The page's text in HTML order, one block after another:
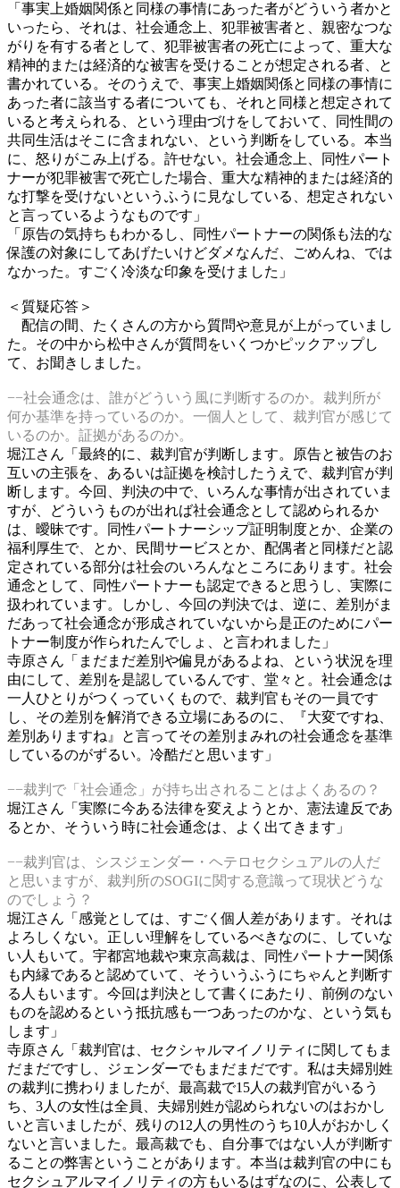
「事実上婚姻関係と同様の事情にあった者がどういう者かと
いったら、それは、社会通念上、犯罪被害者と、親密なつな
がりを有する者として、犯罪被害者の死亡によって、重大な
精神的または経済的な被害を受けることが想定される者、と
書かれている。そのうえで、事実上婚姻関係と同様の事情に
あった者に該当する者についても、それと同様と想定されて
いると考えられる、という理由づけをしておいて、同性間の
共同生活はそこに含まれない、という判断をしている。本当
に、怒りがこみ上げる。許せない。社会通念上、同性パート
ナーが犯罪被害で死亡した場合、重大な精神的または経済的
な打撃を受けないというふうに見なしている、想定されない
と言っているようなものです」
「原告の気持ちもわかるし、同性パートナーの関係も法的な
保護の対象にしてあげたいけどダメなんだ、ごめんね、では
なかった。すごく冷淡な印象を受けました」
＜質疑応答＞
配信の間、たくさんの方から質問や意見が上がっていまし
た。その中から松中さんが質問をいくつかピックアップし
て、お聞きしました。
−−社会通念は、誰がどういう風に判断するのか。裁判所が
何か基準を持っているのか。一個人として、裁判官が感じて
いるのか。証拠があるのか。
堀江さん「最終的に、裁判官が判断します。原告と被告のお
互いの主張を、あるいは証拠を検討したうえで、裁判官が判
断します。今回、判決の中で、いろんな事情が出されていま
すが、どういうものが出れば社会通念として認められるか
は、曖昧です。同性パートナーシップ証明制度とか、企業の
福利厚生で、とか、民間サービスとか、配偶者と同様だと認
定されている部分は社会のいろんなところにあります。社会
通念として、同性パートナーも認定できると思うし、実際に
扱われています。しかし、今回の判決では、逆に、差別がま
だあって社会通念が形成されていないから是正のためにパー
トナー制度が作られたんでしょ、と言われました」
寺原さん「まだまだ差別や偏見があるよね、という状況を理
由にして、差別を是認しているんです、堂々と。社会通念は
一人ひとりがつくっていくもので、裁判官もその一員です
し、その差別を解消できる立場にあるのに、『大変ですね、
差別ありますね』と言ってその差別まみれの社会通念を基準
しているのがずるい。冷酷だと思います」
−−裁判で「社会通念」が持ち出されることはよくあるの？
堀江さん「実際に今ある法律を変えようとか、憲法違反であ
るとか、そういう時に社会通念は、よく出てきます」
−−裁判官は、シスジェンダー・ヘテロセクシュアルの人だ
と思いますが、裁判所のSOGIに関する意識って現状どうな
のでしょう？
堀江さん「感覚としては、すごく個人差があります。それは
よろしくない。正しい理解をしているべきなのに、していな
い人もいて。宇都宮地裁や東京高裁は、同性パートナー関係
も内縁であると認めていて、そういうふうにちゃんと判断す
る人もいます。今回は判決として書くにあたり、前例のない
ものを認めるという抵抗感も一つあったのかな、という気も
します」
寺原さん「裁判官は、セクシャルマイノリティに関してもま
だまだですし、ジェンダーでもまだまだです。私は夫婦別姓
の裁判に携わりましたが、最高裁で15人の裁判官がいるう
ち、3人の女性は全員、夫婦別姓が認められないのはおかし
いと言いましたが、残りの12人の男性のうち10人がおかしく
ないと言いました。最高裁でも、自分事ではない人が判断す
ることの弊害ということがあります。本当は裁判官の中にも
セクシュアルマイノリティの方もいるはずなのに、公表して